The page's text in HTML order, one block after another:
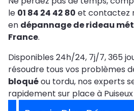
le 01 84 24 42 80 et contactez
en dépannage de rideau
France.
Disponibles 24h/24, 7j/7, 365
résoudre tous vos problèmes
bloquéou tordu, nos experts
rapidement sur place à